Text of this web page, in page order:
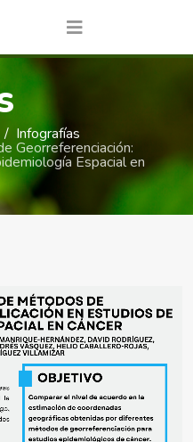
Infografías
Georreferenciación:
Espacial en